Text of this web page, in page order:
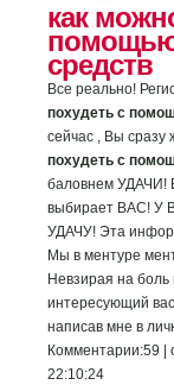
как
средств
Все реально!
похудеть с
сейчас , Вы сразу
похудеть с
баловнем УДАЧИ!
выбирает ВАС! У
УДАЧУ! Эта
Мы в ментуре
Невзирая на
интересующий
написав мне в
Комментарии:59 |
22:10:24